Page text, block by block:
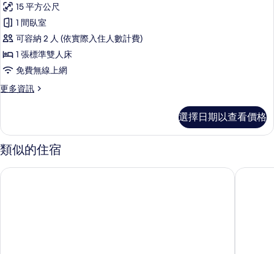
所
有
相
片
(Japanese
Western,
No
Cleaning)
的
詳
情
標
準
單
人
非
煙
房
(with
Shower
15 平方公尺
1 間臥室
可容納 2 人 (依實際入住人數計費)
1 張標準雙人床
免費無線上網
更多資訊
更
單
人
房,
吸
選擇日期以查看價格
類似的住宿
高松多美迎讚岐之湯 KOKO